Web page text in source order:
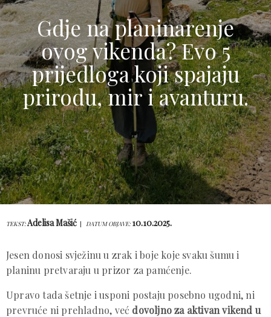
Gdje na planinarenje
ovog vikenda? Evo 5
prijedloga koji spajaju
prirodu, mir i avanturu.
TEKST:Adelisa Mašić DATUM OBJAVE: 10.10.2025.
Jesen donosi svježinu u zrak i boje koje svaku šumu i
planinu pretvaraju u prizor za pamćenje.
Upravo tada šetnje i usponi postaju posebno ugodni, ni
prevruće ni prehladno, već dovoljno za aktivan vikend u